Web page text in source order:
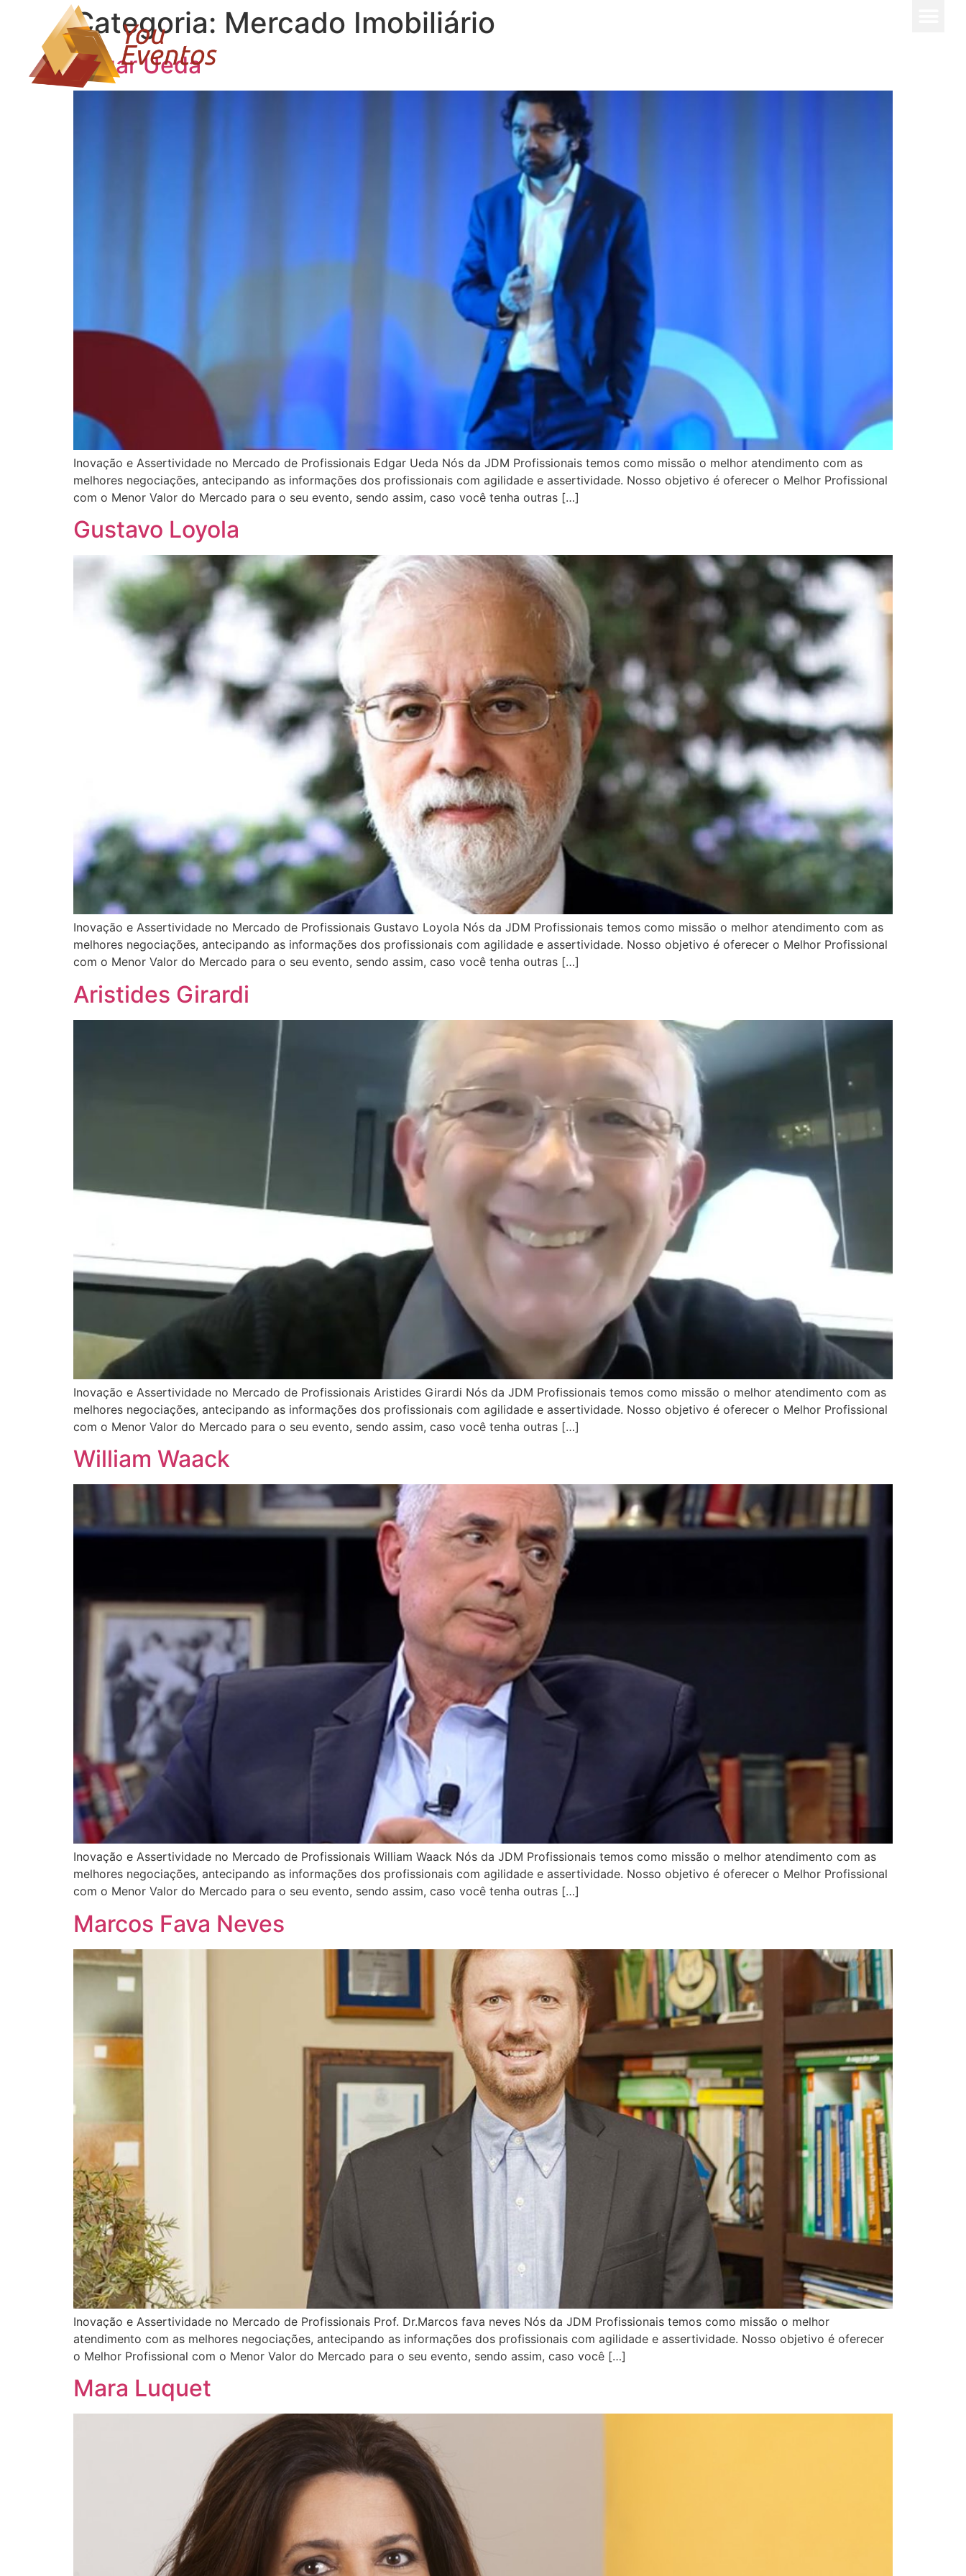
Categoria: Mercado Imobiliário
Edgar Ueda
Inovação e Assertividade no Mercado de Profissionais Edgar Ueda Nós da JDM Profissionais temos como missão o melhor atendimento com as
melhores negociações, antecipando as informações dos profissionais com agilidade e assertividade. Nosso objetivo é oferecer o Melhor Profissional
com o Menor Valor do Mercado para o seu evento, sendo assim, caso você tenha outras […]
Gustavo Loyola
Inovação e Assertividade no Mercado de Profissionais Gustavo Loyola Nós da JDM Profissionais temos como missão o melhor atendimento com as
melhores negociações, antecipando as informações dos profissionais com agilidade e assertividade. Nosso objetivo é oferecer o Melhor Profissional
com o Menor Valor do Mercado para o seu evento, sendo assim, caso você tenha outras […]
Aristides Girardi
Inovação e Assertividade no Mercado de Profissionais Aristides Girardi Nós da JDM Profissionais temos como missão o melhor atendimento com as
melhores negociações, antecipando as informações dos profissionais com agilidade e assertividade. Nosso objetivo é oferecer o Melhor Profissional
com o Menor Valor do Mercado para o seu evento, sendo assim, caso você tenha outras […]
William Waack
Inovação e Assertividade no Mercado de Profissionais William Waack Nós da JDM Profissionais temos como missão o melhor atendimento com as
melhores negociações, antecipando as informações dos profissionais com agilidade e assertividade. Nosso objetivo é oferecer o Melhor Profissional
com o Menor Valor do Mercado para o seu evento, sendo assim, caso você tenha outras […]
Marcos Fava Neves
Inovação e Assertividade no Mercado de Profissionais Prof. Dr.Marcos fava neves Nós da JDM Profissionais temos como missão o melhor
atendimento com as melhores negociações, antecipando as informações dos profissionais com agilidade e assertividade. Nosso objetivo é oferecer
o Melhor Profissional com o Menor Valor do Mercado para o seu evento, sendo assim, caso você […]
Mara Luquet